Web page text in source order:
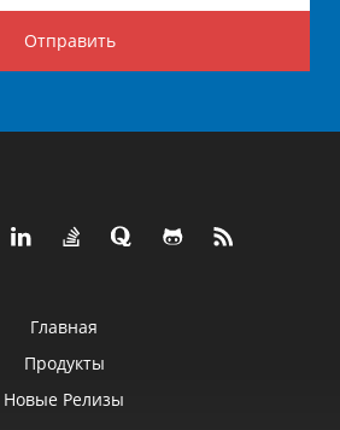
Отправить
Главная
Продукты
Новые Релизы